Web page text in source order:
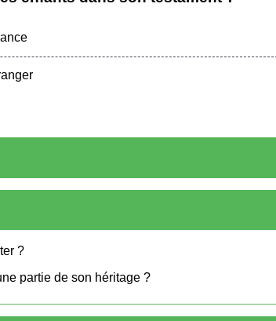
?
partie de son héritage ?